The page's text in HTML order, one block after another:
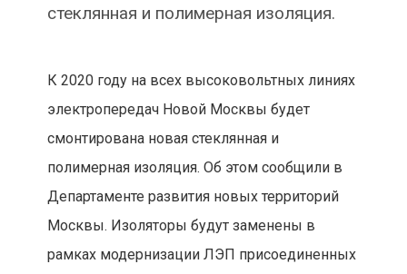
стеклянная и полимерная изоляция.
К 2020 году на всех высоковольтных линиях
электропередач Новой Москвы будет
смонтирована новая стеклянная и
полимерная изоляция. Об этом сообщили в
Департаменте развития новых территорий
Москвы. Изоляторы будут заменены в
рамках модернизации ЛЭП присоединенных